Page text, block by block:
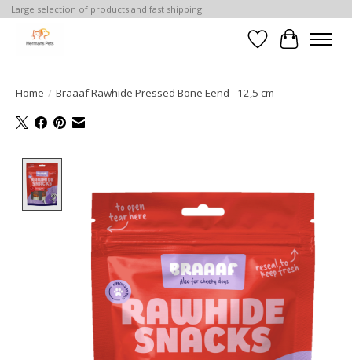
Large selection of products and fast shipping!
Verlanglijst
Home / Braaaf Rawhide Pressed Bone Eend - 12,5 cm